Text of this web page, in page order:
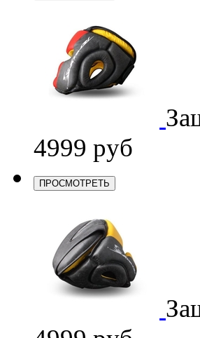
4999 руб
ПРОСМОТРЕТЬ